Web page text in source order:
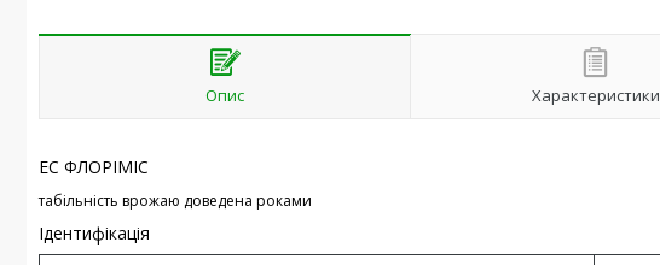
Опис Характеристики
ЕС ФЛОРІМІС
табільність врожаю доведена роками
Ідентифікація